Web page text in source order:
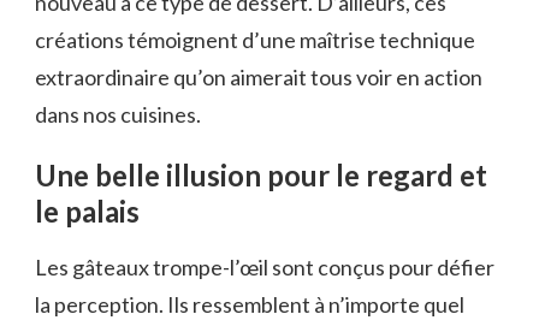
créations témoignent d’une maîtrise technique
extraordinaire qu’on aimerait tous voir en action
dans nos cuisines.
Une belle illusion pour le regard et
le palais
Les gâteaux trompe-l’œil sont conçus pour défier
la perception. Ils ressemblent à n’importe quel